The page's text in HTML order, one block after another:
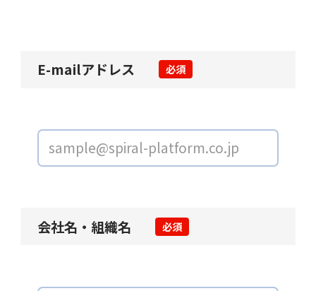
E-mailアドレス 必須
会社名・組織名 必須